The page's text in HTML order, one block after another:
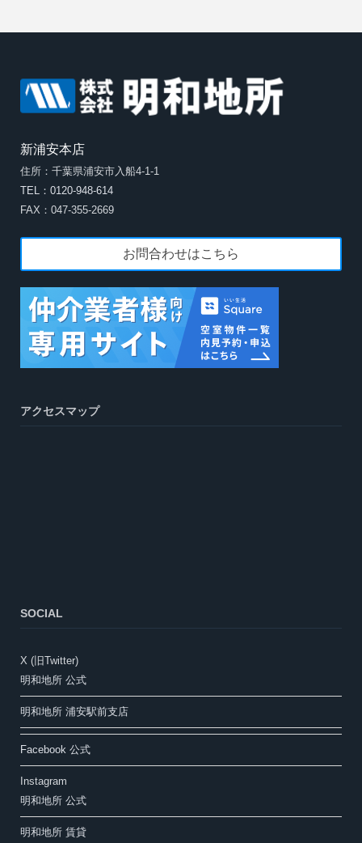
新浦安本店
住所：千葉県浦安市入船4-1-1
TEL：0120-948-614
FAX：047-355-2669
お問合わせはこちら
アクセスマップ
SOCIAL
X (旧Twitter)
明和地所 公式
明和地所 浦安駅前支店
Facebook 公式
Instagram
明和地所 公式
明和地所 賃貸